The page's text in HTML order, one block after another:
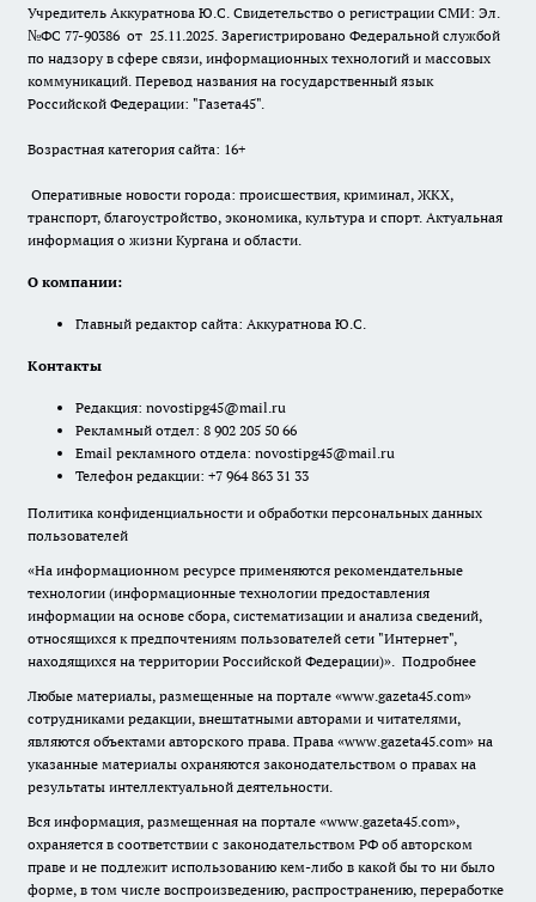
Учредитель Аккуратнова Ю.С. Свидетельство о регистрации СМИ: Эл.
№ФС 77-90386 от 25.11.2025. Зарегистрировано Федеральной службой
по надзору в сфере связи, информационных технологий и массовых
коммуникаций. Перевод названия на государственный язык
Российской Федерации: "Газета45".
Возрастная категория сайта: 16+
Оперативные новости города: происшествия, криминал, ЖКХ,
транспорт, благоустройство, экономика, культура и спорт. Актуальная
информация о жизни Кургана и области.
О компании:
Главный редактор сайта: Аккуратнова Ю.С.
Контакты
Редакция: novostipg45@mail.ru
Рекламный отдел: 8 902 205 50 66
Email рекламного отдела: novostipg45@mail.ru
Телефон редакции: +7 964 863 31 33
Политика конфиденциальности и обработки персональных данных
пользователей
«На информационном ресурсе применяются рекомендательные
технологии (информационные технологии предоставления
информации на основе сбора, систематизации и анализа сведений,
относящихся к предпочтениям пользователей сети "Интернет",
находящихся на территории Российской Федерации)». Подробнее
Любые материалы, размещенные на портале «www.gazeta45.com»
сотрудниками редакции, внештатными авторами и читателями,
являются объектами авторского права. Права «www.gazeta45.com» на
указанные материалы охраняются законодательством о правах на
результаты интеллектуальной деятельности.
Вся информация, размещенная на портале «www.gazeta45.com»,
охраняется в соответствии с законодательством РФ об авторском
праве и не подлежит использованию кем-либо в какой бы то ни было
форме, в том числе воспроизведению, распространению, переработке